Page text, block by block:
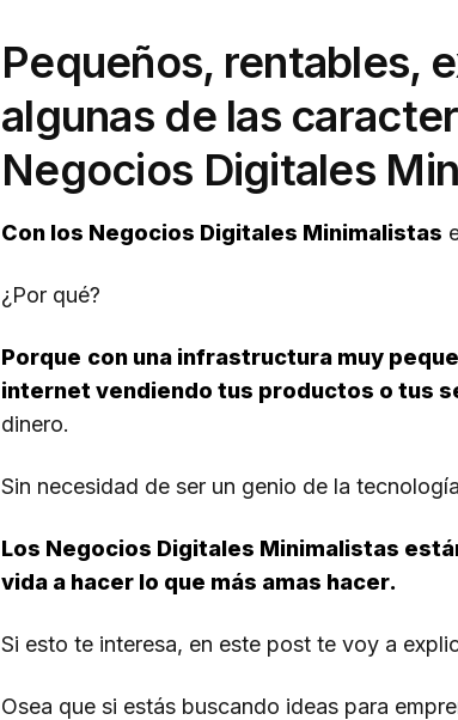
Pequeños, rentables,
algunas de las
Negocios Digitales
Con los Negocios Digitales Minimalistas
¿Por qué?
Porque con una infrastructura muy
internet vendiendo tus productos o tus
dinero.
Sin necesidad de ser un genio de la
Los Negocios Digitales Minimalistas
vida a hacer lo que más amas hacer.
Si esto te interesa, en este post te voy a
Osea que si estás buscando ideas para